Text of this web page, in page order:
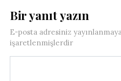
Bir yanıt yazın
E-posta adresiniz
işaretlenmişlerdir